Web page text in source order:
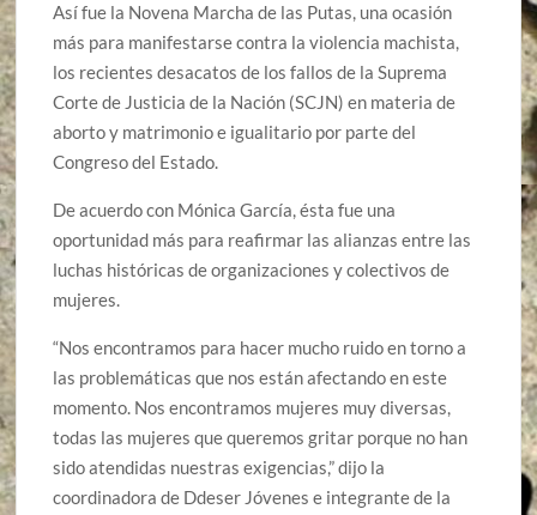
Así fue la Novena Marcha de las Putas, una ocasión
más para manifestarse contra la violencia machista,
los recientes desacatos de los fallos de la Suprema
Corte de Justicia de la Nación (SCJN) en materia de
aborto y matrimonio e igualitario por parte del
Congreso del Estado.
De acuerdo con Mónica García, ésta fue una
oportunidad más para reafirmar las alianzas entre las
luchas históricas de organizaciones y colectivos de
mujeres.
“Nos encontramos para hacer mucho ruido en torno a
las problemáticas que nos están afectando en este
momento. Nos encontramos mujeres muy diversas,
todas las mujeres que queremos gritar porque no han
sido atendidas nuestras exigencias,” dijo la
coordinadora de Ddeser Jóvenes e integrante de la